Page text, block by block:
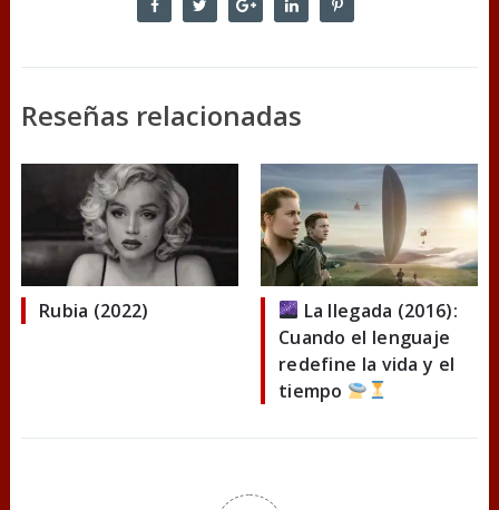
Reseñas relacionadas
Rubia (2022)
La llegada (2016):
Cuando el lenguaje
redefine la vida y el
tiempo